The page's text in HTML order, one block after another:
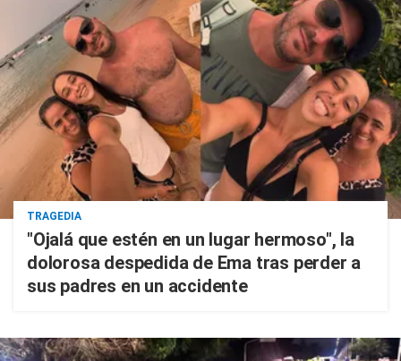
TRAGEDIA
"Ojalá que estén en un lugar hermoso", la
dolorosa despedida de Ema tras perder a
sus padres en un accidente